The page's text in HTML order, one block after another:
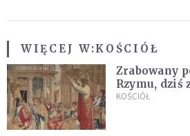
WIĘCEJ W:KOŚCIÓŁ
Zrabowany
Rzymu, dziś
Wyjątkowy
KOŚCIÓŁ